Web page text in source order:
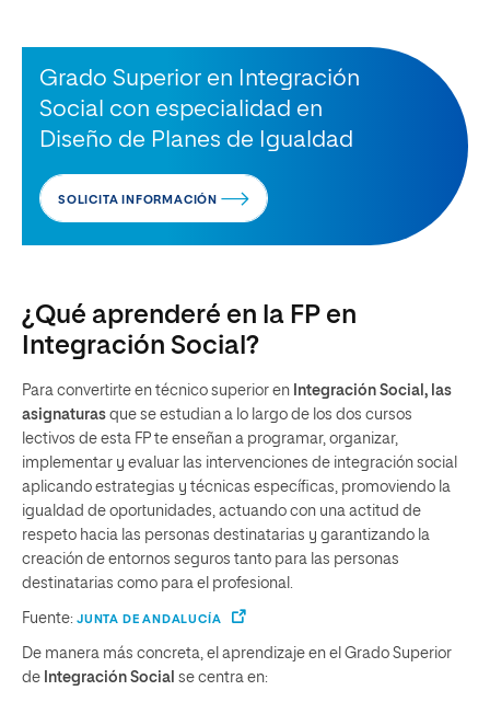
Grado Superior en Integración
Social con especialidad en
Diseño de Planes de Igualdad
SOLICITA INFORMACIÓN
¿Qué aprenderé en la FP en
Integración Social?
Para convertirte en técnico superior en Integración Social, las
asignaturas que se estudian a lo largo de los dos cursos
lectivos de esta FP te enseñan a programar, organizar,
implementar y evaluar las intervenciones de integración social
aplicando estrategias y técnicas específicas, promoviendo la
igualdad de oportunidades, actuando con una actitud de
respeto hacia las personas destinatarias y garantizando la
creación de entornos seguros tanto para las personas
destinatarias como para el profesional.
Fuente: JUNTA DE ANDALUCÍA
De manera más concreta, el aprendizaje en el Grado Superior
de Integración Social se centra en: